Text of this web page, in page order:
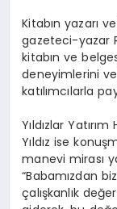
Kitabın yazarı
gazeteci-yazar
kitabın ve
deneyimlerini ve
katılımcılarla
Yıldızlar Yatırım
Yıldızise
manevi mirası
“Babamızdan
çalışkanlık